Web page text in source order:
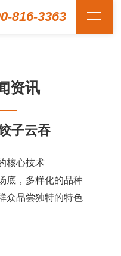
816-3363
资讯
子云吞
核心技术
底，多样化的品种
众品尝独特的特色